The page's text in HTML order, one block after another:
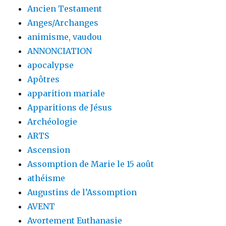
Ancien Testament
Anges/Archanges
animisme, vaudou
ANNONCIATION
apocalypse
Apôtres
apparition mariale
Apparitions de Jésus
Archéologie
ARTS
Ascension
Assomption de Marie le 15 août
athéisme
Augustins de l’Assomption
AVENT
Avortement Euthanasie